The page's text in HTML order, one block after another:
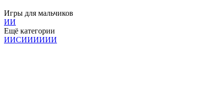
Игры для мальчиков
ИИ
Ещё категории
ИИСИИИИИИ